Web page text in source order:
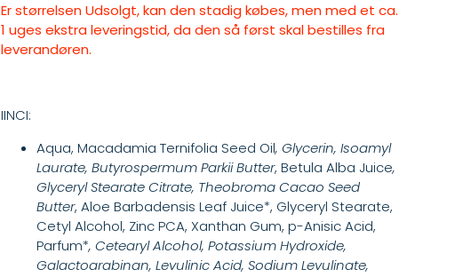
Er størrelsen Udsolgt, kan den stadig købes, men med et ca.
1 uges ekstra leveringstid, da den så først skal bestilles fra
leverandøren.
IINCI:
Aqua, Macadamia Ternifolia Seed Oil, Glycerin, Isoamyl
Laurate, Butyrospermum Parkii Butter, Betula Alba Juice,
Glyceryl Stearate Citrate, Theobroma Cacao Seed
Butter, Aloe Barbadensis Leaf Juice*, Glyceryl Stearate,
Cetyl Alcohol, Zinc PCA, Xanthan Gum, p-Anisic Acid,
Parfum*, Cetearyl Alcohol, Potassium Hydroxide,
Galactoarabinan, Levulinic Acid, Sodium Levulinate,